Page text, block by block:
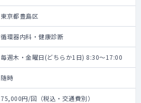
東京都豊島区
循環器内科・健康診断
毎週木・金曜日(どちらか1日) 8:30～17:00
随時
75,000円/回（税込・交通費別）